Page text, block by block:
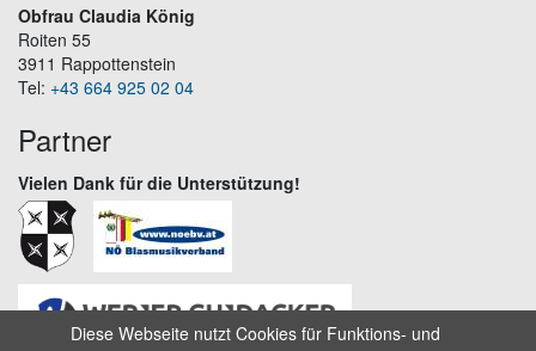
Obfrau Claudia König
Roiten 55
3911 Rappottenstein
Tel: +43 664 925 02 04
Partner
Vielen Dank für die Unterstützung!
Diese Webseite nutzt Cookies für Funktions- und